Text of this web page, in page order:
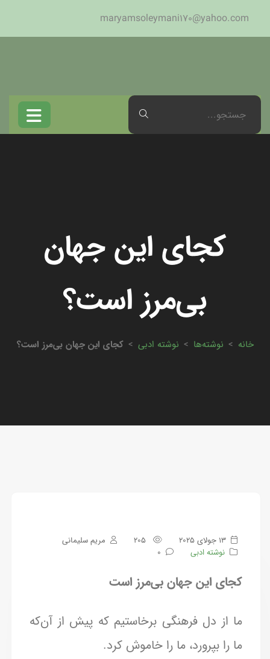
maryamsoleymani170@yahoo.com
کجای این جهان
بی‌مرز است؟
خانه > نوشته‌ها > نوشته ادبی > کجای این جهان بی‌مرز است؟
13 جولای 2025
مریم سلیمانی
نوشته ادبی
0
کجای این جهان بی‌مرز است
ما از دل فرهنگی برخاستیم که پیش از آن‌که
ما را بپرورد، ما را خاموش کرد.